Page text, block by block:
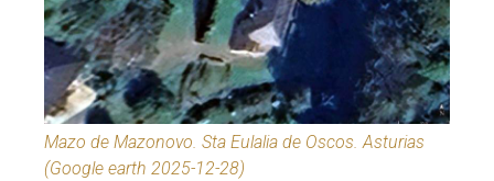
Mazo de Mazonovo. Sta Eulalia de Oscos. Asturias
(Google earth 2025-12-28)